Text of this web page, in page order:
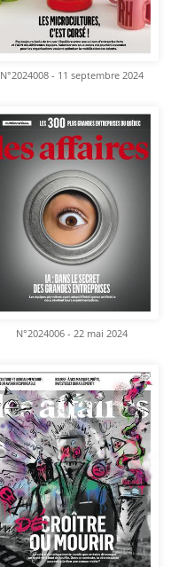
N°2024008 - 11 septembre 2024
N°2024006 - 22 mai 2024